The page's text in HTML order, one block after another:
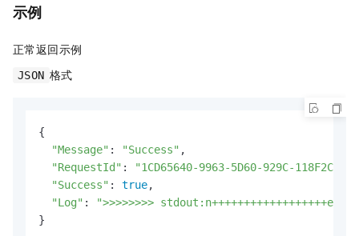
示例
正常返回示例
JSON 格式
{
"Message" : "Success" ,
"RequestId" :
"1CD65640-9963-5D60-929C-
"Success" : true,
"Log" :
">>>>>>>>
}